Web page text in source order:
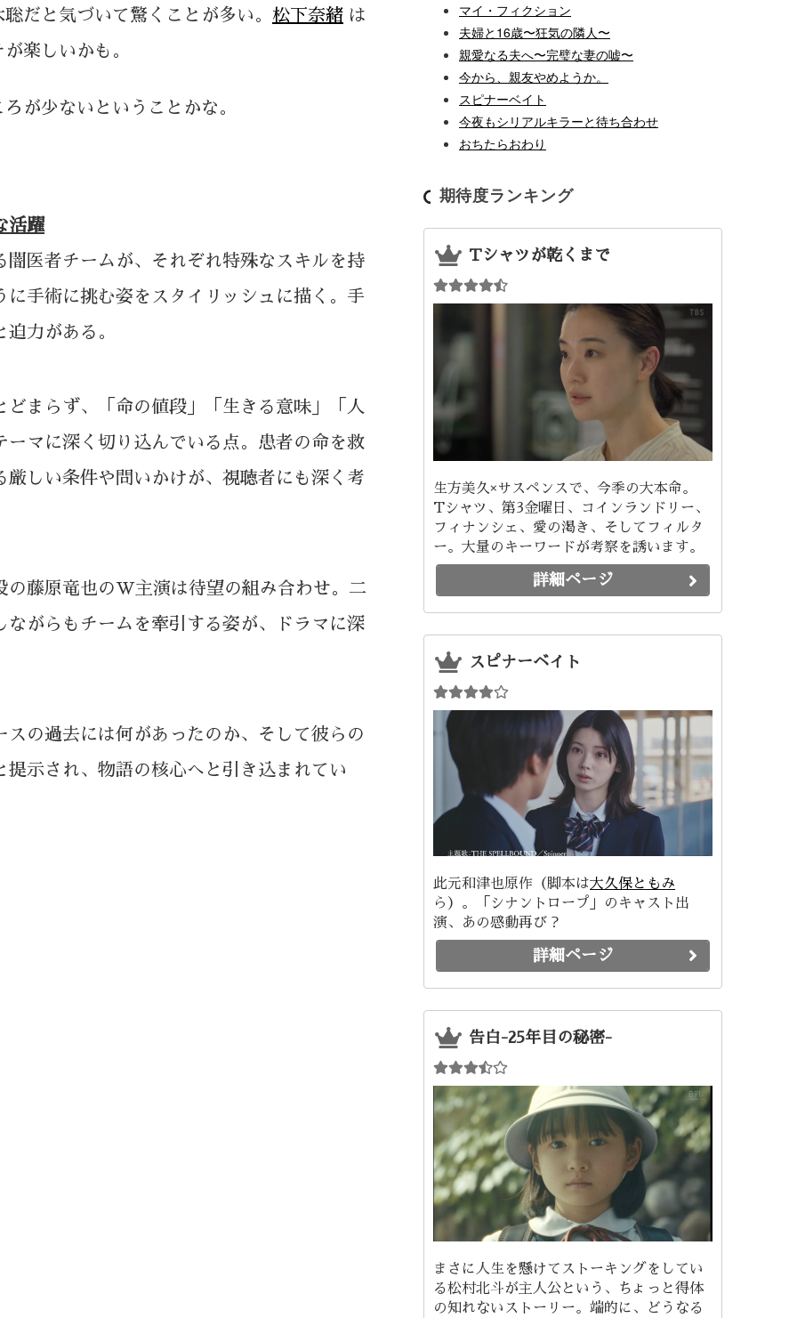
だと気づいて驚くことが多い。 松下奈緒 は
楽しいかも。
が少ないということかな。
活躍
医者チームが、それぞれ特殊なスキルを持
手術に挑む姿をスタイリッシュに描く。手
力がある。
まらず、「命の値段」「生きる意味」「人
ーマに深く切り込んでいる点。患者の命を救
厳しい条件や問いかけが、視聴者にも深く考
の藤原竜也のW主演は待望の組み合わせ。二
ながらもチームを牽引する姿が、ドラマに深
の過去には何があったのか、そして彼らの
示され、物語の核心へと引き込まれてい
マイ・フィクション
夫婦と16歳〜狂気の隣人〜
親愛なる夫へ〜完璧な妻の嘘〜
今から、親友やめようか。
スピナーベイト
今夜もシリアルキラーと待ち合わせ
おちたらおわり
期待度ランキング
Tシャツが乾くまで
生方美久×サスペンスで、今季の大本命。
Tシャツ、第3金曜日、コインランドリー、
フィナンシェ、愛の渇き、そしてフィルタ
ー。大量のキーワードが考察を誘います。
詳細ページ
スピナーベイト
此元和津也原作（脚本は大久保ともみ
ら）。「シナントロープ」のキャスト出
演、あの感動再び？
詳細ページ
告白-25年目の秘密-
まさに人生を懸けてストーキングをしてい
る松村北斗が主人公という、ちょっと得体
の知れないストーリー。端的に、どうなる